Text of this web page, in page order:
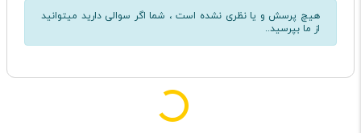
هیچ پرسش و یا نظری نشده است ، شما اگر سوالی دارید میتوانید
از ما بپرسید..